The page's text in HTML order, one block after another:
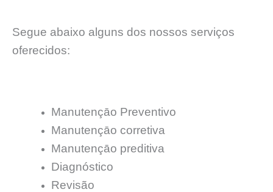
Segue abaixo alguns dos nossos serviços
oferecidos:
Manutençāo Preventivo
Manutençāo corretiva
Manutençāo preditiva
Diagnóstico
Revisão